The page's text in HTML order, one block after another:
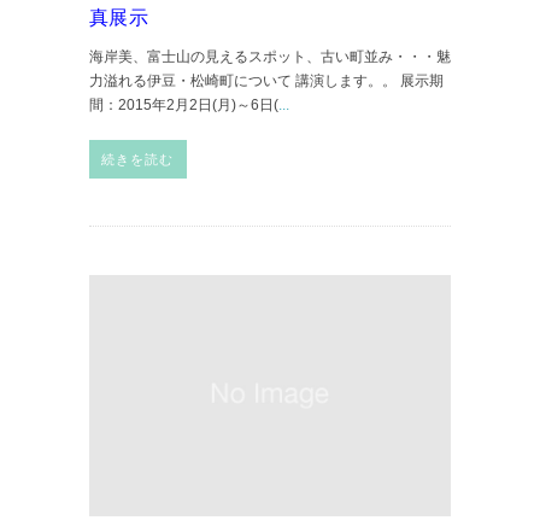
真展示
海岸美、富士山の見えるスポット、古い町並み・・・魅
力溢れる伊豆・松崎町について 講演します。。 展示期
間：2015年2月2日(月)～6日(...
続きを読む